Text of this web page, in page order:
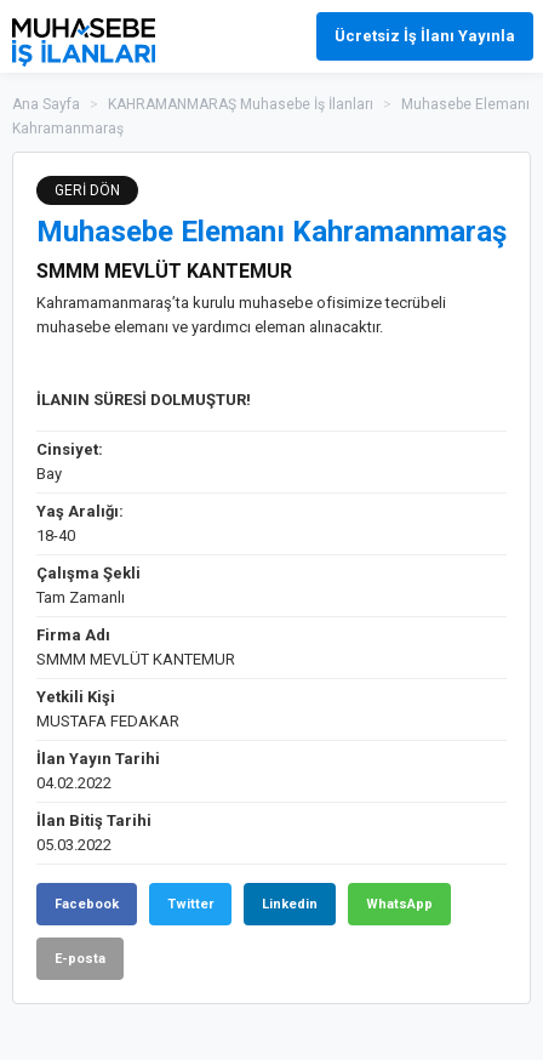
Ücretsiz İş İlanı Yayınla
Ana Sayfa > KAHRAMANMARAŞ Muhasebe İş İlanları >
Muhasebe Elemanı
Kahramanmaraş
GERİ DÖN
Muhasebe Elemanı Kahramanmaraş
SMMM MEVLÜT KANTEMUR
Kahramamanmaraş’ta kurulu muhasebe ofisimize tecrübeli
muhasebe elemanı ve yardımcı eleman alınacaktır.
İLANIN SÜRESİ DOLMUŞTUR!
Cinsiyet:
Bay
Yaş Aralığı:
18-40
Çalışma Şekli
Tam Zamanlı
Firma Adı
SMMM MEVLÜT KANTEMUR
Yetkili Kişi
MUSTAFA FEDAKAR
İlan Yayın Tarihi
04.02.2022
İlan Bitiş Tarihi
05.03.2022
Facebook Twitter Linkedin WhatsApp
E-posta